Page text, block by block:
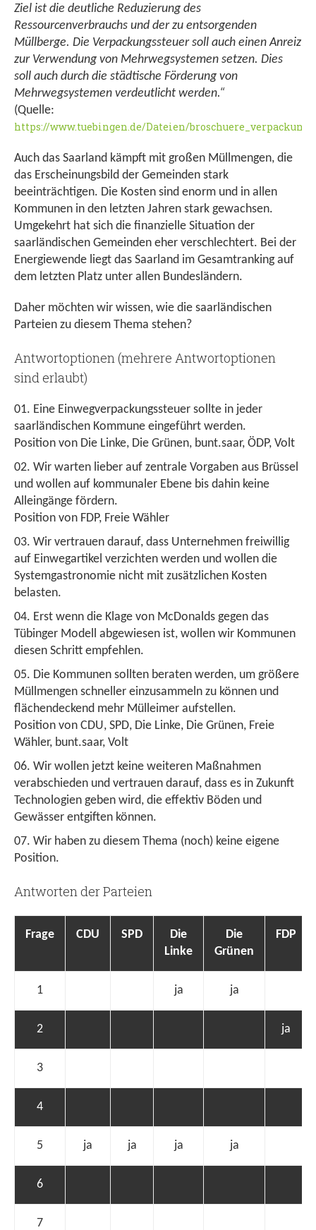
Ziel ist die deutliche Reduzierung des
Ressourcenverbrauchs und der zu entsorgenden
Müllberge. Die Verpackungssteuer soll auch einen Anreiz
zur Verwendung von Mehrwegsystemen setzen. Dies
soll auch durch die städtische Förderung von
Mehrwegsystemen verdeutlicht werden.“
(Quelle:
https://www.tuebingen.de/Dateien/
Auch das Saarland kämpft mit großen Müllmengen, die
das Erscheinungsbild der Gemeinden stark
beeinträchtigen. Die Kosten sind enorm und in allen
Kommunen in den letzten Jahren stark gewachsen.
Umgekehrt hat sich die finanzielle Situation der
saarländischen Gemeinden eher verschlechtert. Bei der
Energiewende liegt das Saarland im Gesamtranking auf
dem letzten Platz unter allen Bundesländern.
Daher möchten wir wissen, wie die saarländischen
Parteien zu diesem Thema stehen?
Antwortoptionen (mehrere Antwortoptionen
sind erlaubt)
Eine Einwegverpackungssteuer sollte in jeder
saarländischen Kommune eingeführt werden.
Position von Die Linke, Die Grünen, bunt.saar, ÖDP, Volt
Wir warten lieber auf zentrale Vorgaben aus Brüssel
und wollen auf kommunaler Ebene bis dahin keine
Alleingänge fördern.
Position von FDP, Freie Wähler
Wir vertrauen darauf, dass Unternehmen freiwillig
auf Einwegartikel verzichten werden und wollen die
Systemgastronomie nicht mit zusätzlichen Kosten
belasten.
Erst wenn die Klage von McDonalds gegen das
Tübinger Modell abgewiesen ist, wollen wir Kommunen
diesen Schritt empfehlen.
Die Kommunen sollten beraten werden, um größere
Müllmengen schneller einzusammeln zu können und
flächendeckend mehr Mülleimer aufstellen.
Position von CDU, SPD, Die Linke, Die Grünen, Freie
Wähler, bunt.saar, Volt
Wir wollen jetzt keine weiteren Maßnahmen
verabschieden und vertrauen darauf, dass es in Zukunft
Technologien geben wird, die effektiv Böden und
Gewässer entgiften können.
Wir haben zu diesem Thema (noch) keine eigene
Position.
Antworten der Parteien
Frage CDU SPD
Die
Linke
Die
Grünen
FDP
1 ja ja
2 ja
3
4
5 ja ja ja ja
6
7